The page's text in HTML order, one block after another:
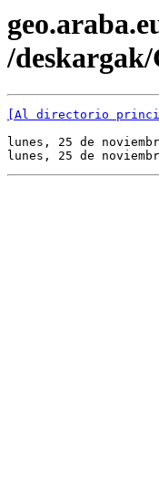
/
[Al directorio
lunes, 25 de
lunes, 25 de